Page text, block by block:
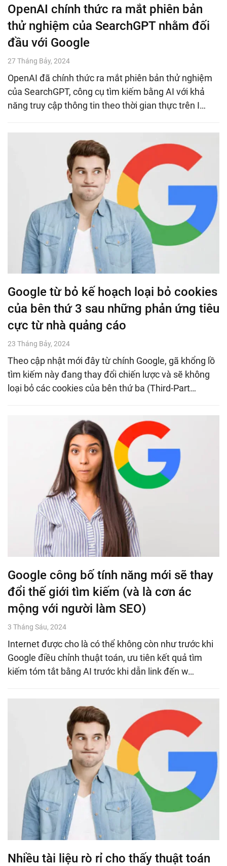
OpenAI chính thức ra mắt phiên bản
thử nghiệm của SearchGPT nhằm đối
đầu với Google
27 Tháng Bảy, 2024
OpenAI đã chính thức ra mắt phiên bản thử nghiệm
của SearchGPT, công cụ tìm kiếm bằng AI với khả
năng truy cập thông tin theo thời gian thực trên I…
Google từ bỏ kế hoạch loại bỏ cookies
của bên thứ 3 sau những phản ứng tiêu
cực từ nhà quảng cáo
23 Tháng Bảy, 2024
Theo cập nhật mới đây từ chính Google, gã khổng lồ
tìm kiếm này đang thay đổi chiến lược và sẽ không
loại bỏ các cookies của bên thứ ba (Third-Part…
Google công bố tính năng mới sẽ thay
đổi thế giới tìm kiếm (và là cơn ác
mộng với người làm SEO)
3 Tháng Sáu, 2024
Internet được cho là có thể không còn như trước khi
Google điều chỉnh thuật toán, ưu tiên kết quả tìm
kiếm tóm tắt bằng AI trước khi dẫn link đến w…
Nhiều tài liệu rò rỉ cho thấy thuật toán